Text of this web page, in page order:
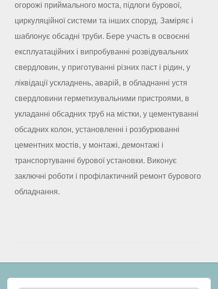
огорожі приймального моста, підлоги бурової,
циркуляційної системи та інших споруд. Заміряє і
шаблонує обсадні труби. Бере участь в освоєнні
експлуатаційних і випробуванні розвідувальних
свердловин, у приготуванні різних паст і рідин, у
ліквідації ускладнень, аварій, в обладнанні устя
свердловини герметизувальними пристроями, в
укладанні обсадних труб на містки, у цементуванні
обсадних колон, установленні і розбурюванні
цементних мостів, у монтажі, демонтажі і
транспортуванні бурової установки. Виконує
заключні роботи і профілактичний ремонт бурового
обладнання.